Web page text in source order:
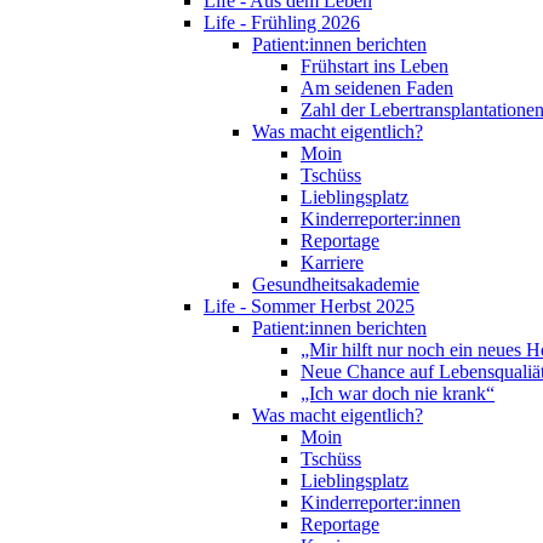
Life - Frühling 2026
Patient:innen berichten
Frühstart ins Leben
Am seidenen Faden
Zahl der
Was macht eigentlich?
Moin
Tschüss
Lieblingsplatz
Kinderreporter:innen
Reportage
Karriere
Gesundheitsakademie
Life - Sommer Herbst 2025
Patient:innen berichten
„Mir hilft nur noch ein neues
Neue Chance auf
„Ich war doch nie krank“
Was macht eigentlich?
Moin
Tschüss
Lieblingsplatz
Kinderreporter:innen
Reportage